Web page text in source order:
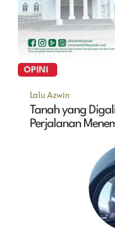
OPINI
Lalu Azwin
Tanah yang
Perjalanan